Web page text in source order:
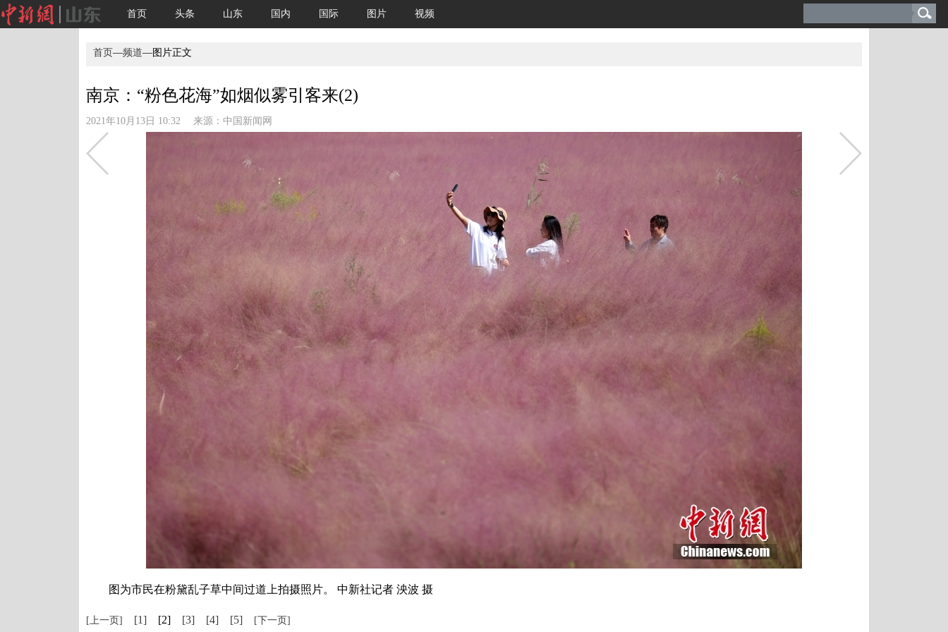
首页 头条 山东 国内 国际 图片 视频
首页—频道—图片正文
南京：“粉色花海”如烟似雾引客来(2)
2021年10月13日 10:32 来源： 中国新闻网
图为市民在粉黛乱子草中间过道上拍摄照片。 中新社记者 泱波 摄
[上一页] [1] [2] [3] [4] [5] [下一页]